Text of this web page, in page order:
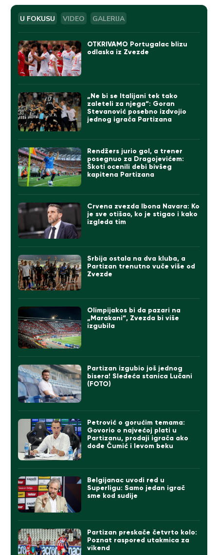
U FOKUSU VIDEO GALERIJA
OTKRIVAMO Portugalac blizu
odlaska iz Zvezde
„Ne bi se Italijani tek tako
zaleteli za njega“: Goran
Stevanović posebno izdvojio
jednog igrača Partizana
Rendžers jurio gol, a trener
posegnuo za Dragojevićem:
Škoti ocenili debi bivšeg
kapitena Partizana
Crvena zvezda Ibona Navara: Ko
je sve otišao, ko je stigao i kako
izgleda tim
Srbija ostala na dva kluba, a
Partizan trenutno vuče više od
Zvezde
Olimpijakos bi da pazari na
„Marakani“, Zvezda bi više
izgubila
Partizan izgubio još jednog
bisera! Sledeća stanica Lučani
(FOTO)
Petrović o gorućim temama:
Govorio o najvećoj plati u
Partizanu, prodaji igrača ako
dođe Čumić i levom beku
Belgijanac uvodi red u
Superligu: Samo jedan igrač
sme kod sudije
Partizan preskače četvrto kolo:
Poznat raspored utakmica za
vikend